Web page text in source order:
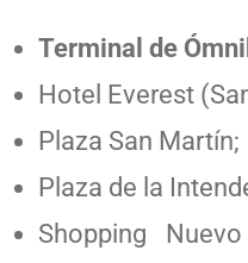
Terminal de
Hotel Everest
Plaza San Martín;
Plaza de la
Shopping